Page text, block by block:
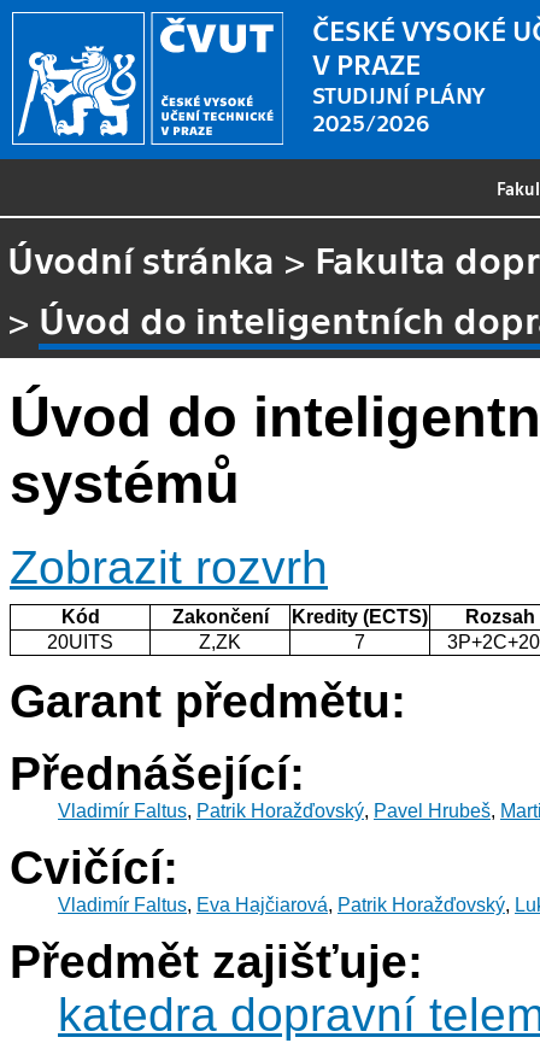
ČESKÉ VYSOKÉ
V PRAZE
STUDIJNÍ PLÁNY
2025/2026
Úvodní stránka > Fakulta
> Úvod do inteligentních
Úvod do
systémů
Zobrazit rozvrh
Kód Zakončení Kredity (ECTS)
Rozsah
20UITS
Z,ZK 7
Garant předmětu:
Přednášející:
Vladimír Faltus, Patrik Horažďovský, Pavel Hrubeš,
Cvičící:
Vladimír Faltus, Eva Hajčiarová, Patrik Horažďovský,
Předmět zajišťuje:
katedra dopravní